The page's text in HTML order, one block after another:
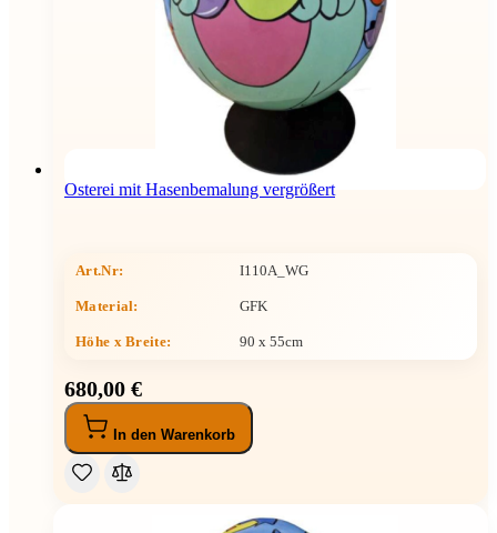
Osterei mit Hasenbemalung vergrößert
Art.Nr: I110A_WG
Material: GFK
Höhe x Breite: 90 x 55cm
680,00 €
In den Warenkorb